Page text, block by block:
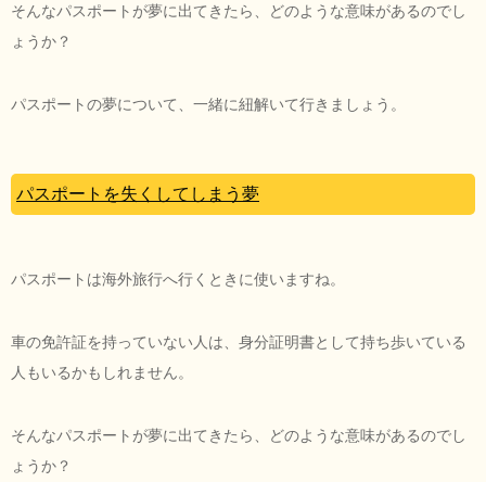
そんなパスポートが夢に出てきたら、どのような意味があるのでし
ょうか？
パスポートの夢について、一緒に紐解いて行きましょう。
パスポートを失くしてしまう夢
パスポートは海外旅行へ行くときに使いますね。
車の免許証を持っていない人は、身分証明書として持ち歩いている
人もいるかもしれません。
そんなパスポートが夢に出てきたら、どのような意味があるのでし
ょうか？